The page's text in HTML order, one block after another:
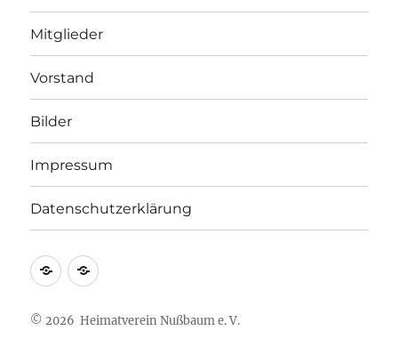
Mitglieder
Vorstand
Bilder
Impressum
Datenschutzerklärung
ImpressumDatenschutzerklärung
© 2026 Heimatverein Nußbaum e. V.